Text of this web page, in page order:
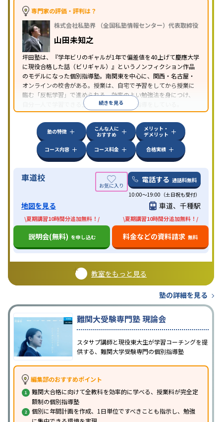
特徴
中高一貫校生に対応
応
学習にPC・タブレットを利用
科目から受講可能 季節講習のみの受講可発達障害
の子どもに対応
専門家の評価・評判は？
株式会社私塾界 （全国私塾情報センター）代表取締役
山田未知之
坪田塾は、『学年ビリのギャルが1年で偏差値を40上げて慶應大学
に現役合格した話（ビリギャル）』というノンフィクション作品
のモデルになった個別指導塾。南関東を中心に、関西・名古屋・
オンラインの校舎がある。授業は、自宅で予習をしてから授業に
臨む「反転学習」で進められる。効率のよい勉強法を身につけ、
自分一人で学習できる生徒を育てるための指導をしている。
続きを見る
塾の特徴
こんな人に
おすすめ
メリット・
デメリット
コース内容
コース料金 合格実績
車道校 電話する 通話料無料
10:00～19:00（土日祝も受付）
地図を見る 車道、千種駅
\夏期講習10時間分追加無料！/
説明会(無料) を申し込む
\夏期講習10時間分追加無料！/
料金などの資料請求 無料
教室をもっと見る
塾の詳細を見る
難関大受験専門塾 現論会
スタサプ講師と現役東大生が学習コーチングを提
供する、難関大学受験専門の個別指導塾
編集部のおすすめポイント
難関大合格に向けて全教科を効率的に学べる、授業料が完全定
額制の個別指導塾
個別に年間計画を作成、1日単位ですべきことも指示し、勉強